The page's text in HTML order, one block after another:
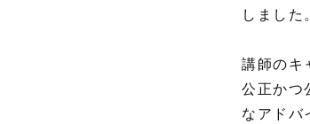
しました
講師のキ
公正かつ
なアドバ